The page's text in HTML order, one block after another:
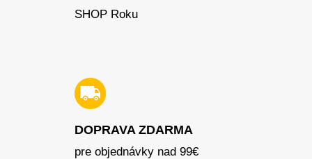
SHOP Roku
DOPRAVA ZDARMA
pre objednávky nad 99€